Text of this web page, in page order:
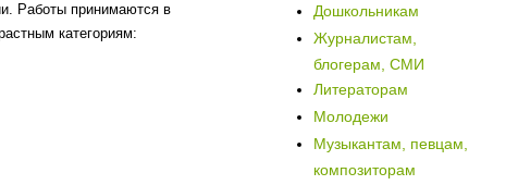
Работы принимаются в
категориям:
Дошкольникам
Журналистам,
блогерам, СМИ
Литераторам
Молодежи
Музыкантам, певцам,
композиторам